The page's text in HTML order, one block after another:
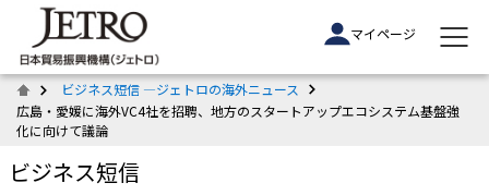
マイページ
ビジネス短信 ―ジェトロの海外ニュース
広島・愛媛に海外VC4社を招聘、地方のスタートアップエコシステム基盤強
化に向けて議論
ビジネス短信